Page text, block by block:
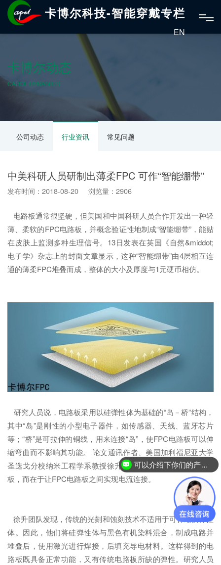
卡博尔科技-智能穿戴专栏
EN
卡博尔动态
CABOL DYNAMICS
公司动态 行业资讯 常见问题
中美科研人员研制出薄柔FPC 可作“智能绷带”
发布时间：2018-08-20 浏览量：2906
电路板通常很坚硬，但美国和中国科研人员合作开发出一种轻
薄、柔软的FPC电路板，并概念验证性地制成“智能绷带”，能贴
在皮肤上监测多种生理信号。13日发表在英国《自然&middot;
电子学》杂志上的封面文章显示，这种“智能绷带”由4层相互连
通的薄柔FPC堆叠而成，整体的大小及厚度与1元硬币相仿。
研究人员说，电路板采用以硅弹性体为基础的“岛－桥”结构，
其中“岛”是刚性的小型电子器件，如传感器、天线、蓝牙芯片
等；“桥”是可拉伸的铜线，用来连接“岛”，使FPC电路板可以伸
缩弯曲而不影响其功能。 论文通讯作者、美国加利福尼亚大学
圣迭戈分校纳米工程学系教授徐升说，设计难点并非堆叠电路
板，而在于让FPC电路板之间实现电流连接。
徐升团队发现，传统的光刻和蚀刻技术不适用于可伸缩的弹性
体。因此，他们将硅弹性体与黑色有机染料混合，制成电路并
堆叠后，使用激光进行焊接，后填充导电材料。这样得到的电
路板既具备正常功能，又有传统电路板所缺的弹性。研究人员
可以介绍下你们的产品么？
你们是怎么收费的呢？